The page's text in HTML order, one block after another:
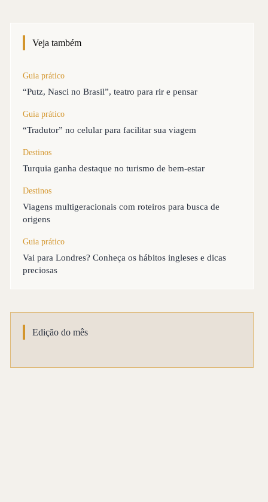
Veja também
Guia prático
“Putz, Nasci no Brasil”, teatro para rir e pensar
Guia prático
“Tradutor” no celular para facilitar sua viagem
Destinos
Turquia ganha destaque no turismo de bem-estar
Destinos
Viagens multigeracionais com roteiros para busca de
origens
Guia prático
Vai para Londres? Conheça os hábitos ingleses e dicas
preciosas
Edição do mês